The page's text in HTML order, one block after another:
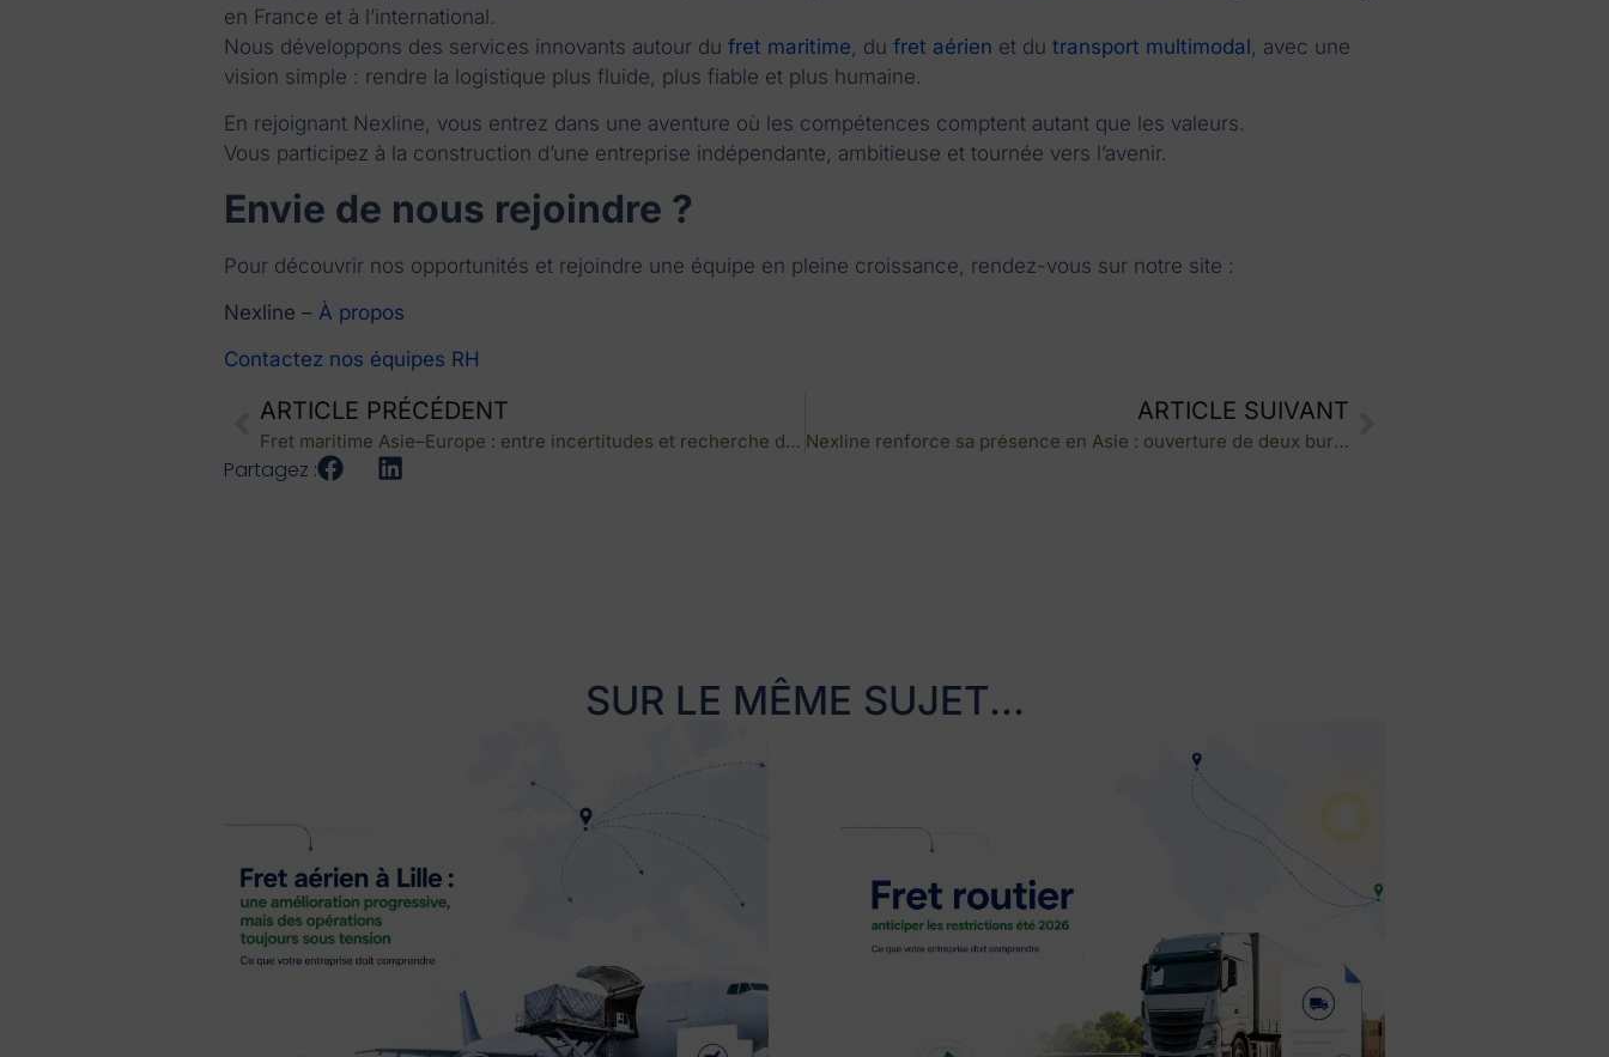
en France et à l’international.
Nous développons des services innovants autour du fret maritime , du fret aérien et du transport multimodal , avec une
vision simple : rendre la logistique plus fluide, plus fiable et plus humaine.
En rejoignant Nexline, vous entrez dans une aventure où les compétences comptent autant que les valeurs.
Vous participez à la construction d’une entreprise indépendante, ambitieuse et tournée vers l’avenir.
Envie de nous rejoindre ?
Pour découvrir nos opportunités et rejoindre une équipe en pleine croissance, rendez-vous sur notre site :
Nexline – À propos
Contactez nos équipes RH
ARTICLE PRÉCÉDENT
Fret maritime Asie–Europe : entre incertitudes et recherche de stabilité
ARTICLE SUIVANT
Nexline renforce sa présence en Asie : ouverture de deux bureaux au Bangladesh
Partagez :
SUR LE MÊME SUJET...